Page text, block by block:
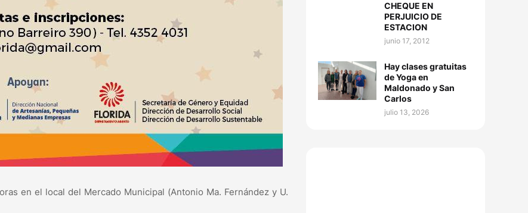
en el local del Mercado Municipal (Antonio Ma. Fernández y U.
CHEQUE EN
PERJUICIO DE
ESTACION
junio 17, 2012
Hay clases gratuitas
de Yoga en
Maldonado y San
Carlos
julio 13, 2026